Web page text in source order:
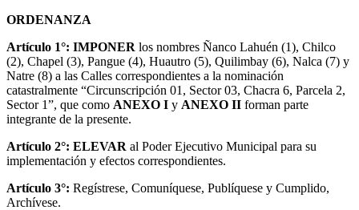
ORDENANZA
Artículo 1°: IMPONER los nombres Ñanco Lahuén (1), Chilco
(2), Chapel (3), Pangue (4), Huautro (5), Quilimbay (6), Nalca (7) y
Natre (8) a las Calles correspondientes a la nominación
catastralmente “Circunscripción 01, Sector 03, Chacra 6, Parcela 2,
Sector 1”, que como ANEXO I y ANEXO II forman parte
integrante de la presente.
Artículo 2°: ELEVAR al Poder Ejecutivo Municipal para su
implementación y efectos correspondientes.
Artículo 3°: Regístrese, Comuníquese, Publíquese y Cumplido,
Archívese.